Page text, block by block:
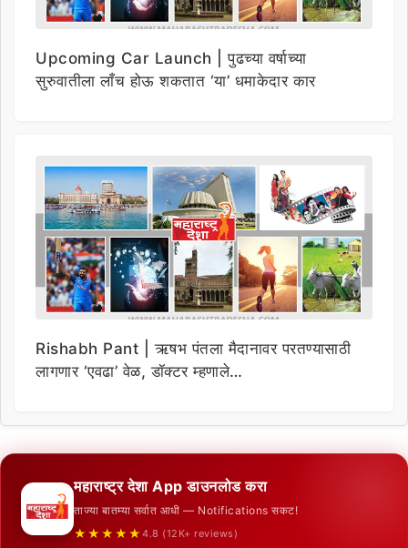
Upcoming Car Launch | पुढच्या वर्षाच्या
सुरुवातीला लाँच होऊ शकतात ‘या’ धमाकेदार कार
Rishabh Pant | ऋषभ पंतला मैदानावर परतण्यासाठी
लागणार ‘एवढा’ वेळ, डॉक्टर म्हणाले…
महाराष्ट्र देशा App डाउनलोड करा
ताज्या बातम्या सर्वात आधी — Notifications सकट!
★★★★★ 4.8 (12K+ reviews)